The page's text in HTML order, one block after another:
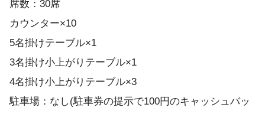
席数：30席
カウンター×10
5名掛けテーブル×1
3名掛け小上がりテーブル×1
4名掛け小上がりテーブル×3
駐車場：なし(駐車券の提示で100円のキャッシュバッ